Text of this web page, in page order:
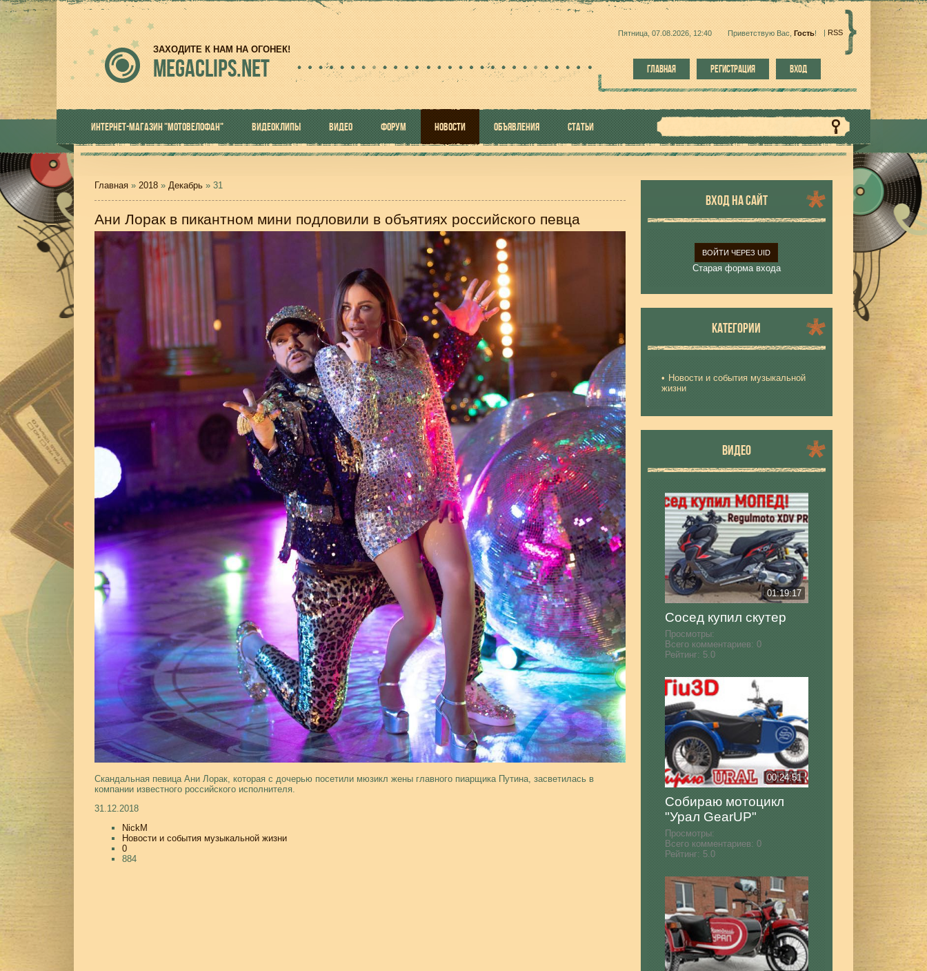
ЗАХОДИТЕ К НАМ НА ОГОНЕК!
MEGACLIPS.NET
Пятница, 07.08.2026, 12:40 Приветствую Вас Гость! | RSS
ГЛАВНАЯ РЕГИСТРАЦИЯ ВХОД
ИНТЕРНЕТ-МАГАЗИН "МОТОВЕЛОФАН" ВИДЕОКЛИПЫ ВИДЕО ФОРУМ НОВОСТИ ОБЪЯВЛЕНИЯ СТАТЬИ
Главная » 2018 » Декабрь » 31
Ани Лорак в пикантном мини подловили в объятиях российского певца
Скандальная певица Ани Лорак, которая с дочерью посетили мюзикл жены главного пиарщика Путина, засветилась в
компании известного российского исполнителя.
31.12.2018
NickM
Новости и события музыкальной жизни
0
884
ВХОД НА САЙТ
ВОЙТИ ЧЕРЕЗ UID
Старая форма входа
КАТЕГОРИИ
Новости и события музыкальной
жизни
ВИДЕО
01:19:17
Сосед купил скутер
Просмотры:
Всего комментариев: 0
Рейтинг: 5.0
00:24:51
Собираю мотоцикл
"Урал GearUP"
Просмотры:
Всего комментариев: 0
Рейтинг: 5.0